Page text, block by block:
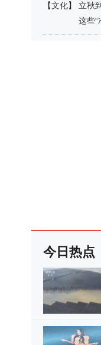
【文化】
立秋
这些“
今日热点